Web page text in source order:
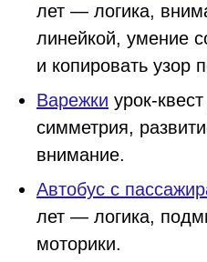
лет — логика,
линейкой, умение
и копировать узор
Варежки урок-
симметрия,
внимание.
Автобус с
лет — логика,
моторики.